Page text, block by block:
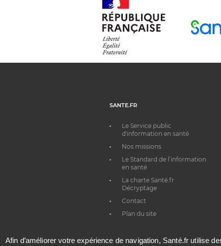
SANTE.FR
Le Service public
d'information en santé
Nos missions
Le Standard de l’information
en santé
La charte Santé.fr
Décryptage
Contact
Plan du site
Afin d’améliorer votre expérience de navigation, Santé.fr utilise